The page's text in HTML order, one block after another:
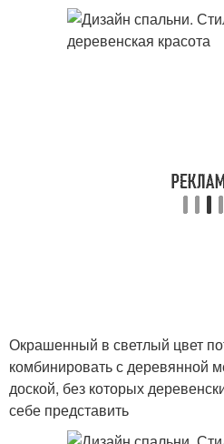
Окрашенный в светлый цвет
комбинировать с деревянной
доской, без которых
себе представить